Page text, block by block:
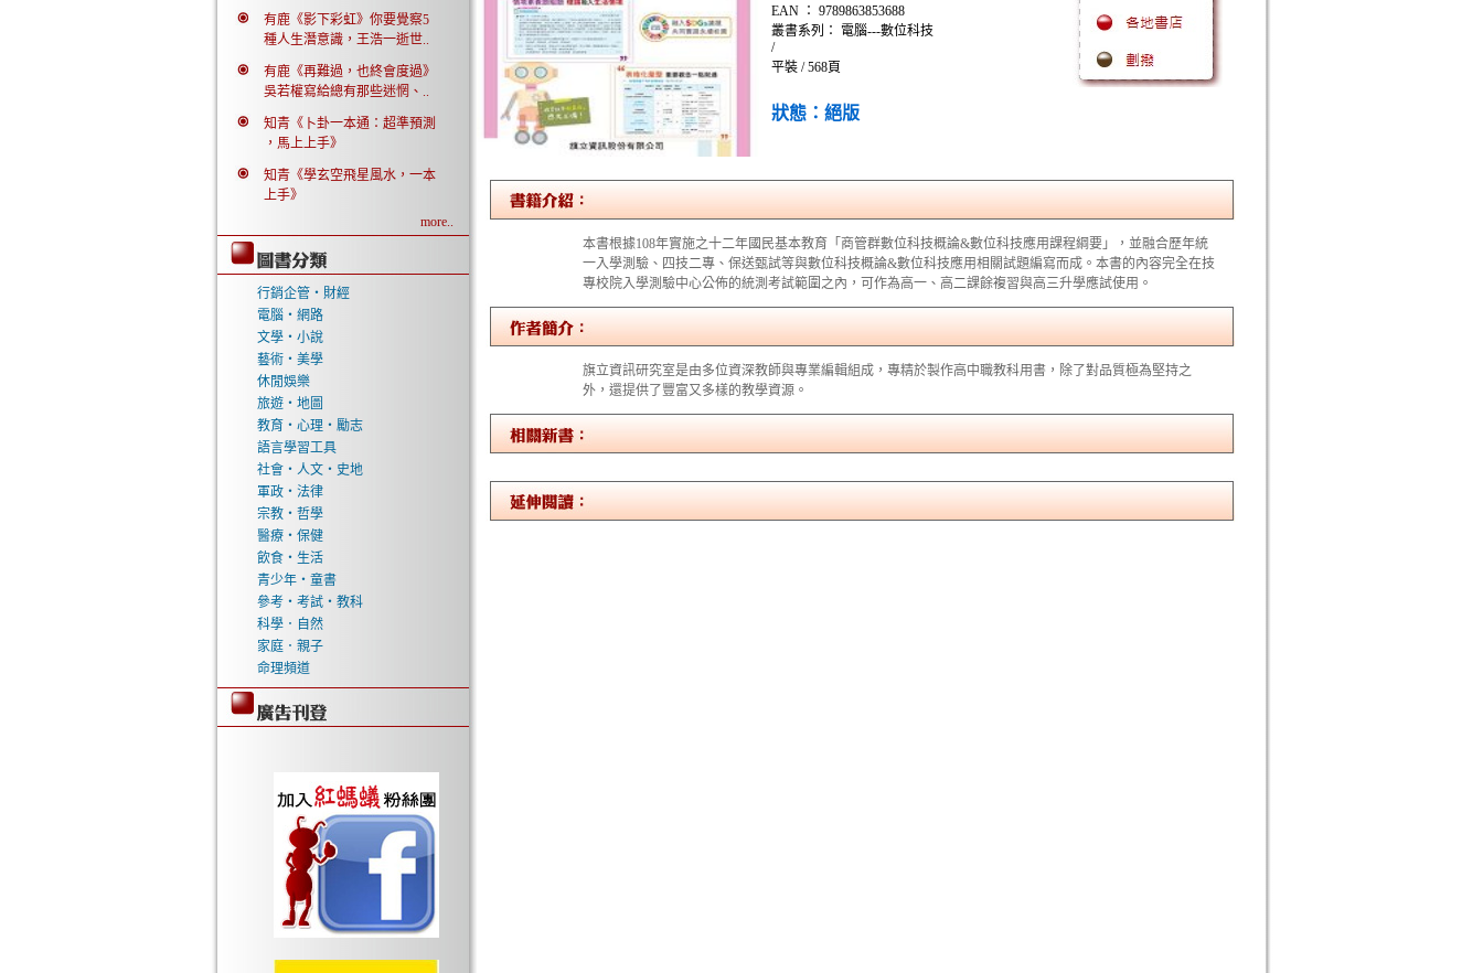
有鹿《影下彩虹》你要覺察5
種人生潛意識，王浩一逝世..
有鹿《再難過，也終會度過》
吳若權寫給總有那些迷惘、..
知青《卜卦一本通：超準預測
，馬上上手》
知青《學玄空飛星風水，一本
上手》
more..
行銷企管‧財經
電腦‧網路
文學‧小說
藝術‧美學
休閒娛樂
旅遊‧地圖
教育‧心理‧勵志
語言學習工具
社會‧人文‧史地
軍政‧法律
宗教‧哲學
醫療‧保健
飲食‧生活
青少年‧童書
參考‧考試‧教科
科學．自然
家庭．親子
命理頻道
EAN ： 9789863853688
叢書系列： 電腦---數位科技
/
平裝 / 568頁
狀態：絕版
本書根據108年實施之十二年國民基本教育「商管群數位科技概論&數位科技應用課程綱要」，並融合歷年統
一入學測驗、四技二專、保送甄試等與數位科技概論&數位科技應用相關試題編寫而成。本書的內容完全在技
專校院入學測驗中心公佈的統測考試範圍之內，可作為高一、高二課餘複習與高三升學應試使用。
旗立資訊研究室是由多位資深教師與專業編輯組成，專精於製作高中職教科用書，除了對品質極為堅持之
外，還提供了豐富又多樣的教學資源。